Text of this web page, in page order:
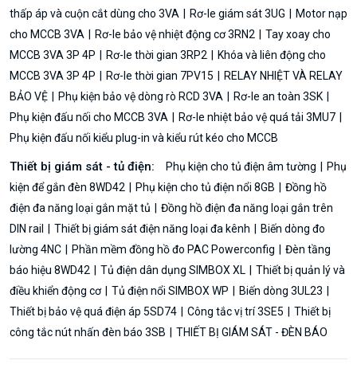
thấp áp và cuộn cắt dùng cho 3VA
Rơ-le giám sát 3UG
Motor nạp
cho MCCB 3VA
Rơ-le bảo vệ nhiệt động cơ 3RN2
Tay xoay cho
MCCB 3VA 3P 4P
Rơ-le thời gian 3RP2
Khóa và liên động cho
MCCB 3VA 3P 4P
Rơ-le thời gian 7PV15
RELAY NHIỆT VÀ RELAY
BẢO VỆ
Phụ kiện bảo vệ dòng rò RCD 3VA
Rơ-le an toàn 3SK
Phụ kiện đấu nối cho MCCB 3VA
Rơ-le nhiệt bảo vệ quá tải 3MU7
Phụ kiện đấu nối kiểu plug-in và kiểu rút kéo cho MCCB
Thiết bị giám sát - tủ điện: Phụ kiện cho tủ điện âm tường
Phụ
kiện để gắn đèn 8WD42
Phụ kiện cho tủ điện nổi 8GB
Đồng hồ
điện đa năng loại gắn mặt tủ
Đồng hồ điện đa năng loại gắn trên
DIN rail
Thiết bị giám sát điện năng loại đa kênh
Biến dòng đo
lường 4NC
Phần mềm đồng hồ đo PAC Powerconfig
Đèn tầng
báo hiệu 8WD42
Tủ điện dân dụng SIMBOX XL
Thiết bị quản lý và
điều khiển động cơ
Tủ điện nổi SIMBOX WP
Biến dòng 3UL23
Thiết bị bảo vệ quá điện áp 5SD74
Công tắc vị trí 3SE5
Thiết bị
công tắc nút nhấn đèn báo 3SB
THIẾT BỊ GIÁM SÁT - ĐÈN BÁO